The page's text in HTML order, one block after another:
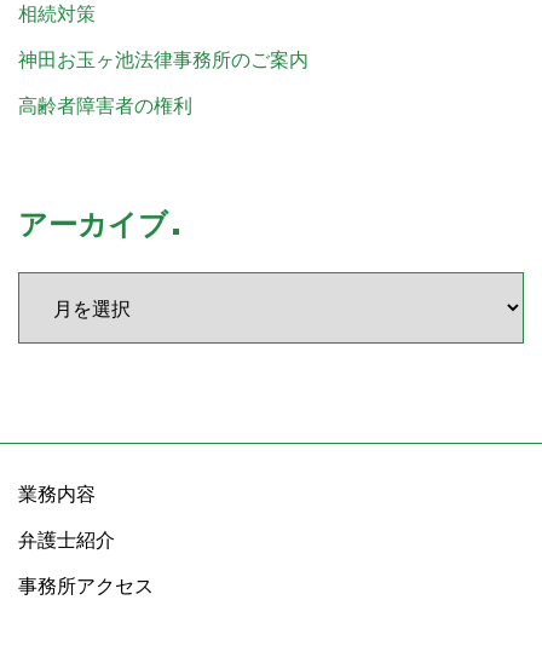
相続対策
神田お玉ヶ池法律事務所のご案内
高齢者障害者の権利
アーカイブ
業務内容
弁護士紹介
事務所アクセス